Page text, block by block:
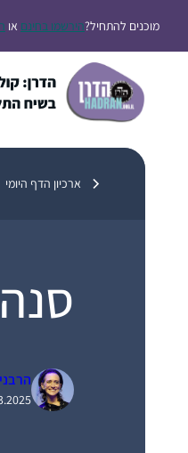
לתוכןמוכנים להתחיל?הירשמו בחינם או
ארכיון הדף היומי
14.03.2025 |